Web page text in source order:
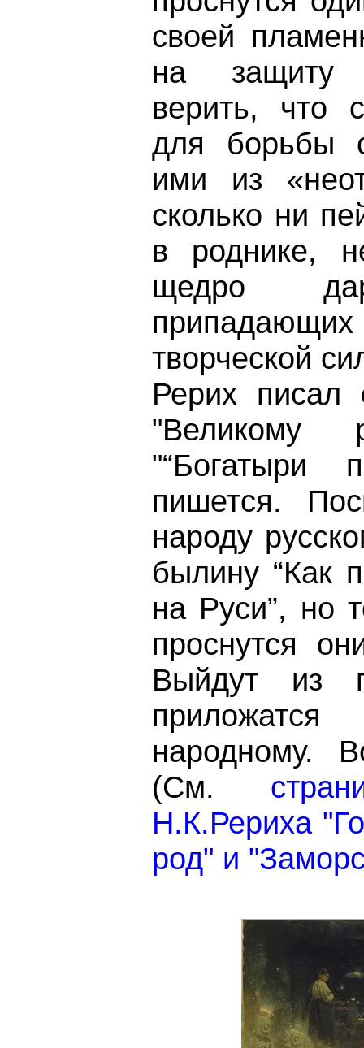
своей
на защиту
верить, что
для борьбы
ими из
сколько ни
в роднике,
щедро
творческой
Рерих писал
"Великому
"“Богатыри
пишется.
народу
былину “Как
на Руси”, но
проснутся
Выйдут из
народному.
(См.
Н.К.Рериха
род" и